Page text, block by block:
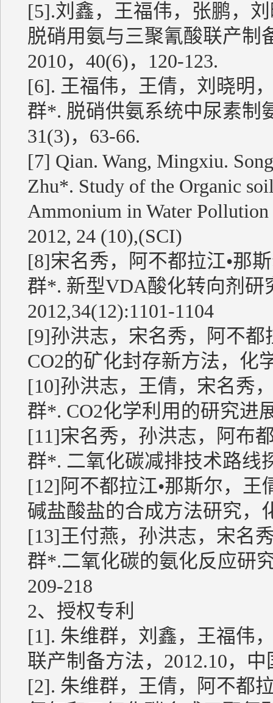
[5].刘鑫，王福伟，张鹏，
脱硝用氨与三聚氰酸联产制
2010，40(6)，120-123.
[6]. 王福伟，王倩，刘晓明
群*. 脱硝供氨系统中尿素制
31(3)，63-66.
[7] Qian. Wang, Mingxiu.
Zhu*. Study of the Organic
Ammonium in Water
2012, 24 (10),(SCI)
[8]宋名秀，阿不都拉江•那
群*. 新型VDA酸化转向剂研
2012,34(12):1101-1104
[9]孙洪志，宋名秀，阿不
CO2的矿化封存新方法，化
[10]孙洪志，王倩，宋名秀
群*. CO2化学利用的研究进
[11]宋名秀，孙洪志，阿布
群*. 二氧化碳减排技术路线
[12]阿不都拉江•那斯尔，
碱盐酸盐的合成方法研究，
[13]王付燕，孙洪志，宋名
群*.二氧化碳的氨化反应研
209-218
2、授权专利
[1]. 朱维群，刘鑫，王福伟
联产制备方法，2012.10，中
[2]. 朱维群，王倩，阿不都